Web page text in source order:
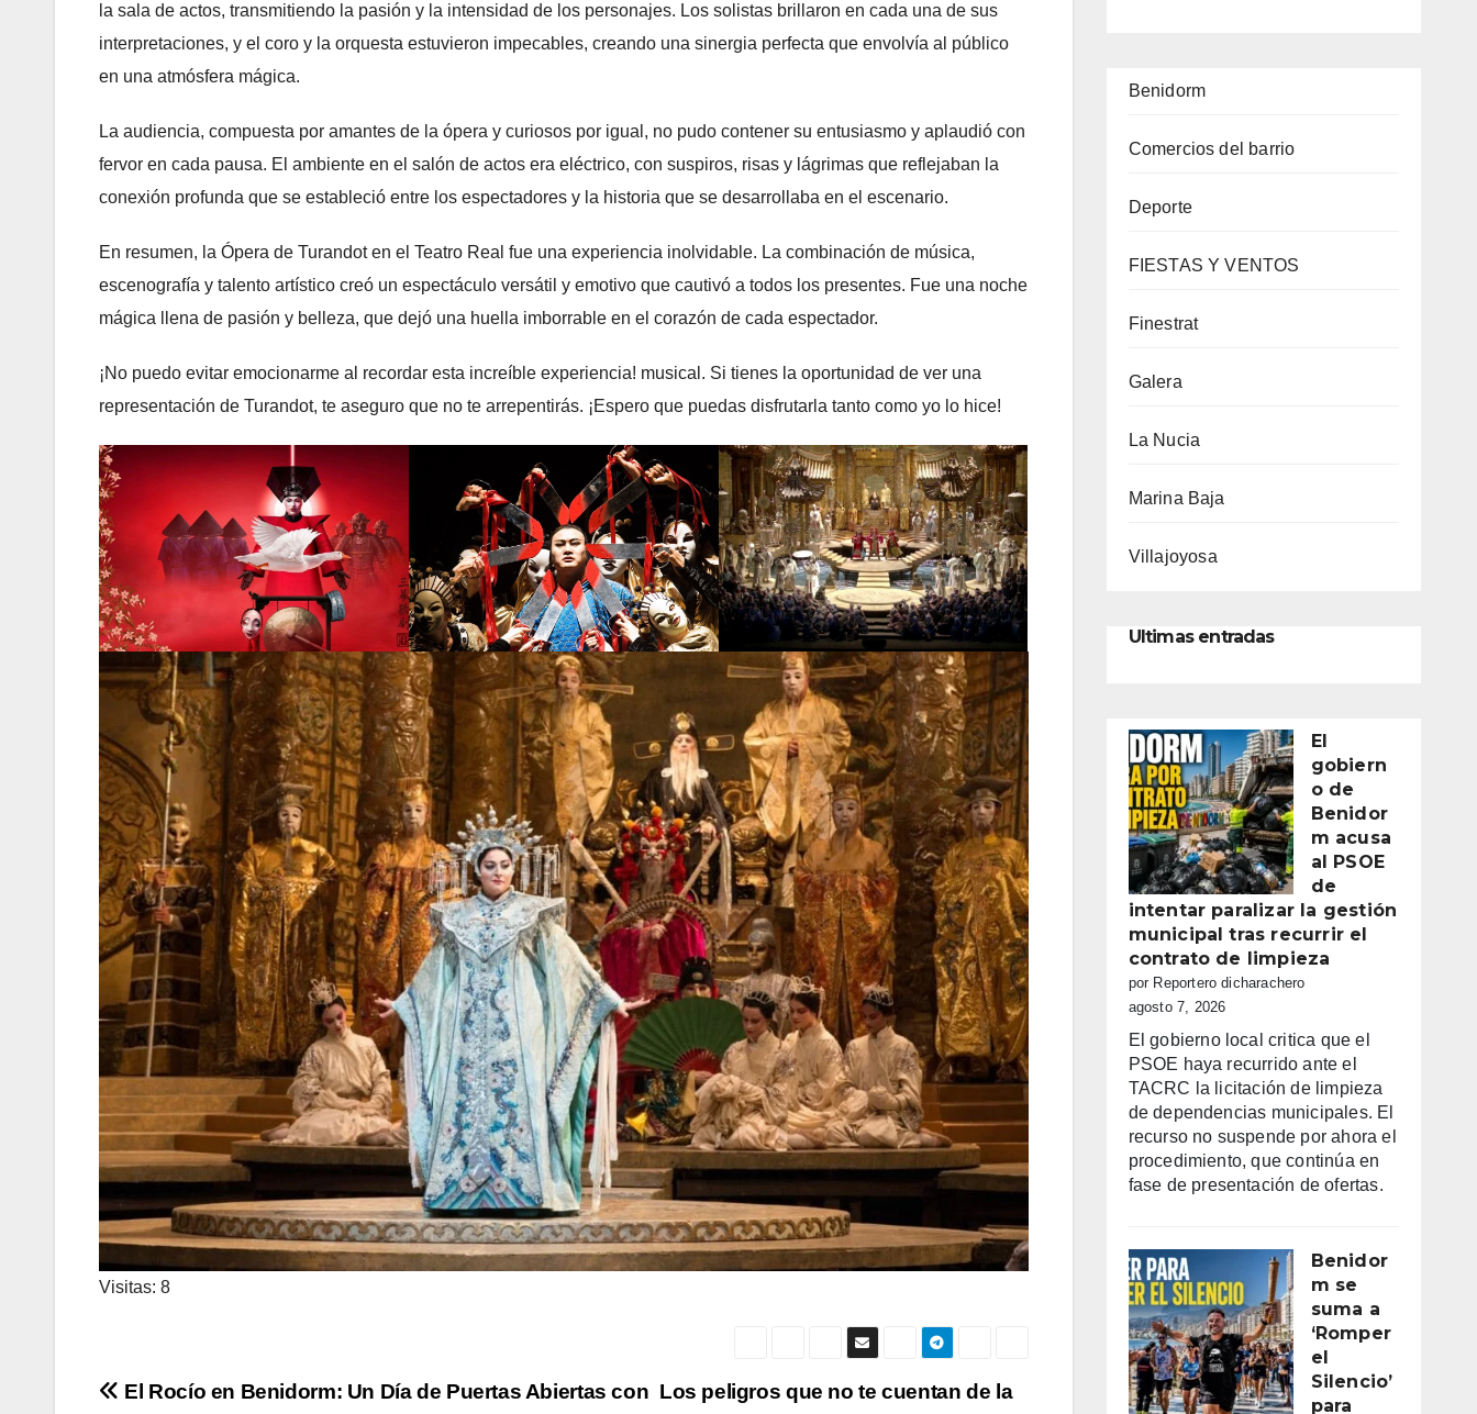
la sala de actos, transmitiendo la pasión y la intensidad de los personajes. Los solistas brillaron en cada una de sus
interpretaciones, y el coro y la orquesta estuvieron impecables, creando una sinergia perfecta que envolvía al público
en una atmósfera mágica.
La audiencia, compuesta por amantes de la ópera y curiosos por igual, no pudo contener su entusiasmo y aplaudió con
fervor en cada pausa. El ambiente en el salón de actos era eléctrico, con suspiros, risas y lágrimas que reflejaban la
conexión profunda que se estableció entre los espectadores y la historia que se desarrollaba en el escenario.
En resumen, la Ópera de Turandot en el Teatro Real fue una experiencia inolvidable. La combinación de música,
escenografía y talento artístico creó un espectáculo versátil y emotivo que cautivó a todos los presentes. Fue una noche
mágica llena de pasión y belleza, que dejó una huella imborrable en el corazón de cada espectador.
¡No puedo evitar emocionarme al recordar esta increíble experiencia! musical. Si tienes la oportunidad de ver una
representación de Turandot, te aseguro que no te arrepentirás. ¡Espero que puedas disfrutarla tanto como yo lo hice!
Visitas: 8
Navegación
Los peligros que no te cuentan de la
El Rocío en Benidorm: Un Día de Puertas Abiertas con
Benidorm
Comercios del barrio
Deporte
FIESTAS Y VENTOS
Finestrat
Galera
La Nucia
Marina Baja
Villajoyosa
Ultimas entradas
El
gobiern
o de
Benidor
m acusa
al PSOE
de
intentar paralizar la gestión
municipal tras recurrir el
contrato de limpieza
por Reportero dicharachero
agosto 7, 2026
El gobierno local critica que el
PSOE haya recurrido ante el
TACRC la licitación de limpieza
de dependencias municipales. El
recurso no suspende por ahora el
procedimiento, que continúa en
fase de presentación de ofertas.
Benidor
m se
suma a
‘Romper
el
Silencio’
para